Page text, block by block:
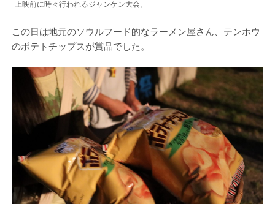
上映前に時々行われるジャンケン大会。
この日は地元のソウルフード的なラーメン屋さん、テンホウ
のポテトチップスが賞品でした。